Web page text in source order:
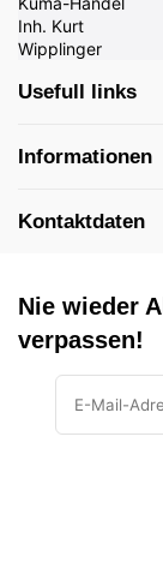
Usefull links
Informationen
Kontaktdaten
Nie wieder
verpassen!